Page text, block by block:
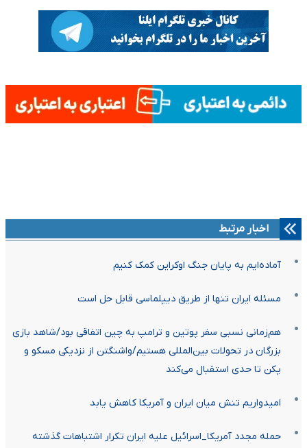
اخبار مرتبط
آماده‌ایم به پایان جنگ اوکراین کمک کنیم
مسئله ایران تنها از طریق دیپلماسی قابل حل است
هم‌زمانی نسبی سفر پوتین و ترامپ به چین اتفاقی بود/شاهد بازی
بزرگان در تحولات بین‌المللی هستیم/واشنگتن از نزدیکی مسکو و
پکن تا حدی استقبال می‌کند
امیدواریم تنش میان ایران و آمریکا کاهش یابد
حمله مجدد آمریکا_اسرائیل علیه ایران تکرار اشتباهات گذشته